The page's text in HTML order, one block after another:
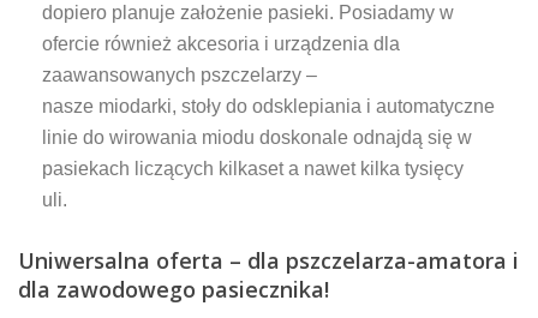
dopiero planuje założenie pasieki. Posiadamy w
ofercie również akcesoria i urządzenia dla
zaawansowanych pszczelarzy –
nasze miodarki, stoły do odsklepiania i automatyczne
linie do wirowania miodu doskonale odnajdą się w
pasiekach liczących kilkaset a nawet kilka tysięcy
uli.
Uniwersalna oferta – dla pszczelarza-amatora i
dla zawodowego pasiecznika!